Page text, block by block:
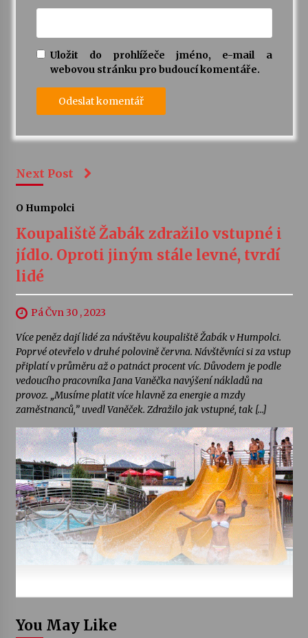
Uložit do prohlížeče jméno, e-mail a
webovou stránku pro budoucí komentáře.
Next Post
O Humpolci
Koupaliště Žabák zdražilo vstupné i
jídlo. Oproti jiným stále levné, tvrdí
lidé
Pá Čvn 30 , 2023
Více peněz dají lidé za návštěvu koupaliště Žabák v Humpolci.
Poprvé otevřelo v druhé polovině června. Návštěvníci si za vstup
připlatí v průměru až o patnáct procent víc. Důvodem je podle
vedoucího pracovníka Jana Vaněčka navýšení nákladů na
provoz. „Musíme platit více hlavně za energie a mzdy
zaměstnanců,” uvedl Vaněček. Zdražilo jak vstupné, tak […]
You May Like